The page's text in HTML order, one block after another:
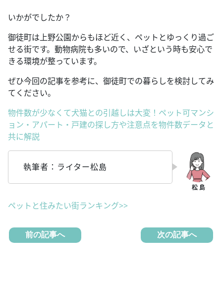
いかがでしたか？
御徒町は上野公園からもほど近く、ペットとゆっくり過ご
せる街です。動物病院も多いので、いざという時も安心で
きる環境が整っています。
ぜひ今回の記事を参考に、御徒町での暮らしを検討してみ
てください。
物件数が少なくて犬猫との引越しは大変！ペット可マンシ
ョン・アパート・戸建の探し方や注意点を物件数データと
共に解説
執筆者：ライター松島
ペットと住みたい街ランキング>>
前の記事へ 次の記事へ